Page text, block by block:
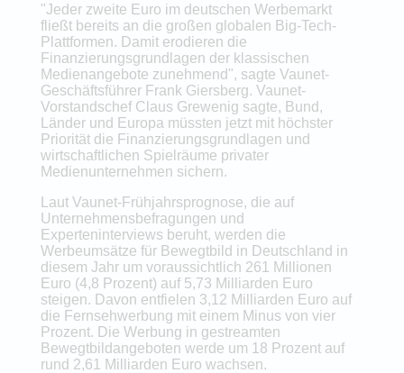
"Jeder zweite Euro im deutschen Werbemarkt
fließt bereits an die großen globalen Big-Tech-
Plattformen. Damit erodieren die
Finanzierungsgrundlagen der klassischen
Medienangebote zunehmend", sagte Vaunet-
Geschäftsführer Frank Giersberg. Vaunet-
Vorstandschef Claus Grewenig sagte, Bund,
Länder und Europa müssten jetzt mit höchster
Priorität die Finanzierungsgrundlagen und
wirtschaftlichen Spielräume privater
Medienunternehmen sichern.
Laut Vaunet-Frühjahrsprognose, die auf
Unternehmensbefragungen und
Experteninterviews beruht, werden die
Werbeumsätze für Bewegtbild in Deutschland in
diesem Jahr um voraussichtlich 261 Millionen
Euro (4,8 Prozent) auf 5,73 Milliarden Euro
steigen. Davon entfielen 3,12 Milliarden Euro auf
die Fernsehwerbung mit einem Minus von vier
Prozent. Die Werbung in gestreamten
Bewegtbildangeboten werde um 18 Prozent auf
rund 2,61 Milliarden Euro wachsen.